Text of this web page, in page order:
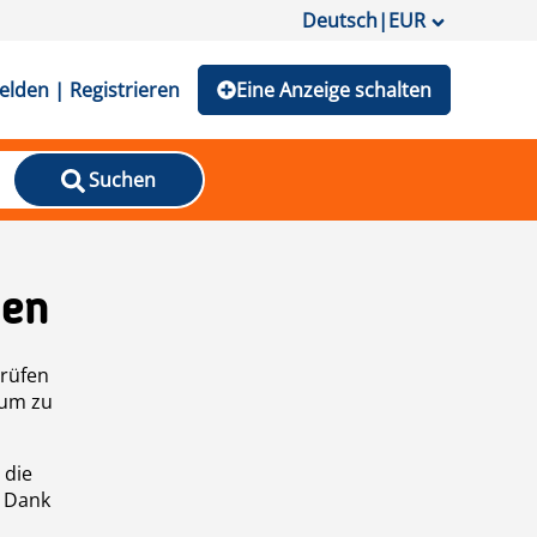
Deutsch|EUR
| Registrieren Eine Anzeige schalten
Suchen
zu
die